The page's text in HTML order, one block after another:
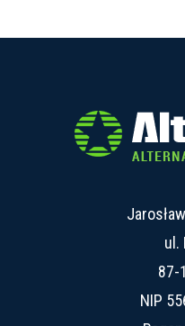
ul.
87-
NIP